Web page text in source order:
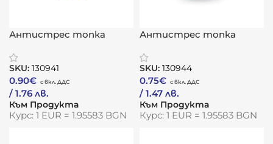
Антистрес топка
SKU: 130941
0.90€
/ 1.76 лв.
Към Продукта
Курс: 1 EUR = 1.95583 BGN
Антистрес топка
SKU: 130944
0.75€
/ 1.47 лв.
Към Продукта
Курс: 1 EUR = 1.95583 BGN